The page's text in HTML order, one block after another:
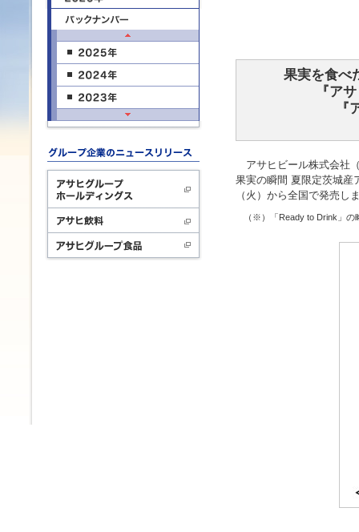
果実を食べ
『ア
アサヒビール株式会社
果実の瞬間 夏限定茨城産
（火）から全国で発売し
（※）「Ready to Drink」